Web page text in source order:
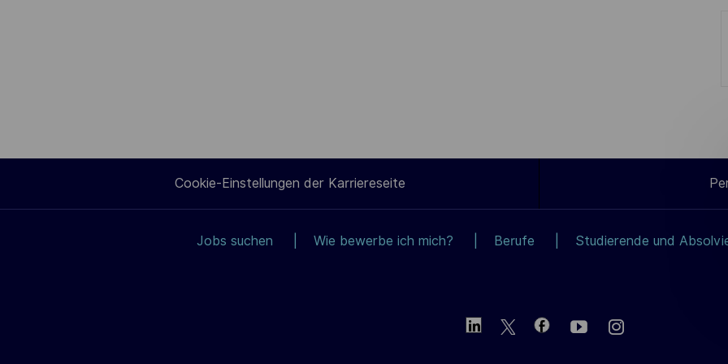
Cookie-Einstellungen der Karriereseite
Jobs suchen Wie bewerbe ich mich? Berufe Studierende und